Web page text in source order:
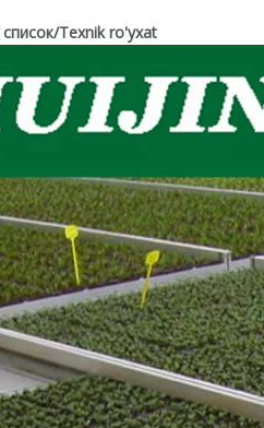
Texnik ro'yxat